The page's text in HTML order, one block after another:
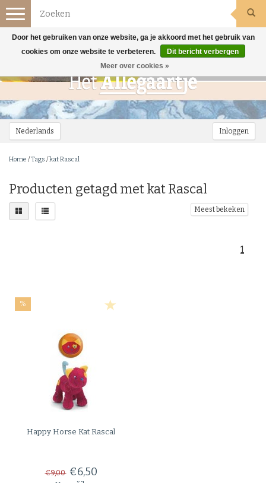
Nederlands Inloggen
Toggle
navigation
Home /Tags /kat Rascal
Producten getagd met kat Rascal
Meest bekeken
1
%
Happy Horse Kat Rascal
€9,00 €6,50
Door het gebruiken van onze website, ga je akkoord met het gebruik van
cookies om onze website te verbeteren.
Dit bericht verbergen
Meer over cookies »